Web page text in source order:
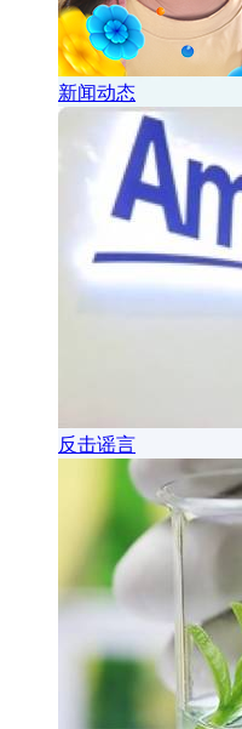
新闻动态
反击谣言